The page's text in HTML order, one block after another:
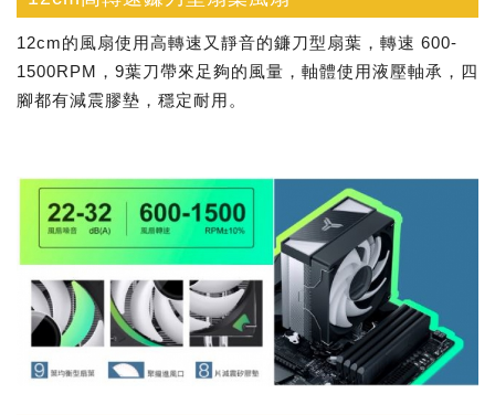
12cm的風扇使用高轉速又靜音的鐮刀型扇葉，轉速 600-
1500RPM，9葉刀帶來足夠的風量，軸體使用液壓軸承，四
腳都有減震膠墊，穩定耐用。